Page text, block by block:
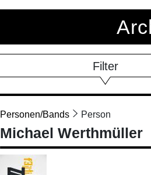
Filter
Personen/Bands Person
Michael Werthmüller